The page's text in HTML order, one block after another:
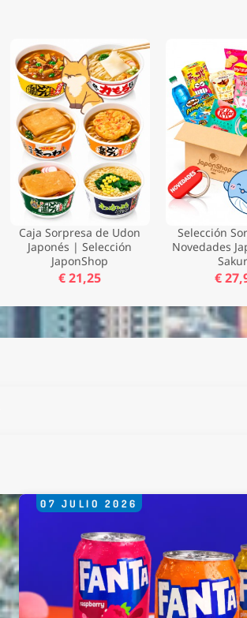
Caja Sorpresa de Udon
Japonés | Selección
JaponShop
€ 21,25
Selección
Novedades
€
07 JULIO 2026